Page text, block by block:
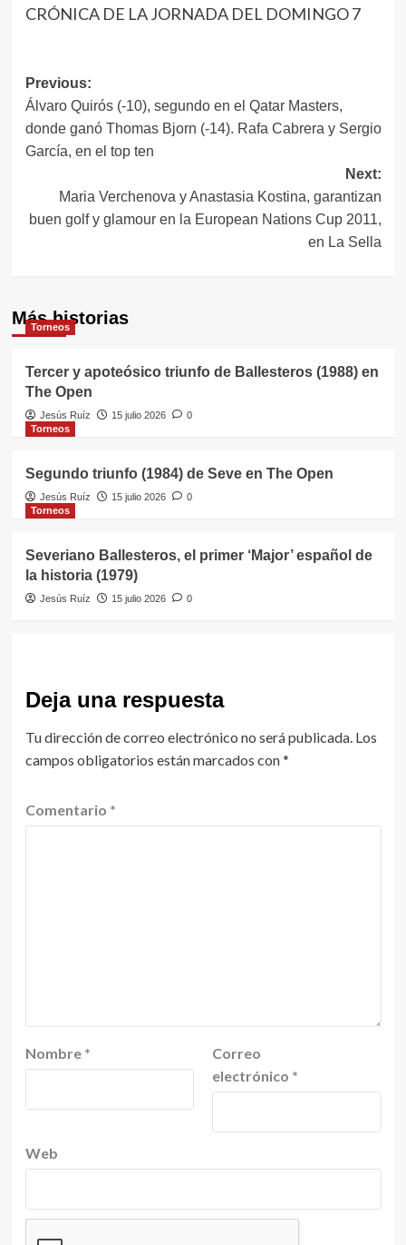
CRÓNICA DE LA JORNADA DEL DOMINGO 7
Navegación
de
entradas
Previous:
Álvaro Quirós (-10), segundo en el Qatar Masters,
donde ganó Thomas Bjorn (-14). Rafa Cabrera y Sergio
García, en el top ten
Next:
Maria Verchenova y Anastasia Kostina, garantizan
buen golf y glamour en la European Nations Cup 2011,
en La Sella
Más historias
Torneos
Tercer y apoteósico triunfo de Ballesteros (1988) en
The Open
Jesús Ruíz 15 julio 2026
0
Torneos
Segundo triunfo (1984) de Seve en The Open
Jesús Ruíz 15 julio 2026
0
Torneos
Severiano Ballesteros, el primer ‘Major’ español de
la historia (1979)
Jesús Ruíz 15 julio 2026 0
Deja una respuesta
Tu dirección de correo electrónico no será publicada. Los
campos obligatorios están marcados con*
Comentario *
Nombre *
Correo
electrónico *
Web